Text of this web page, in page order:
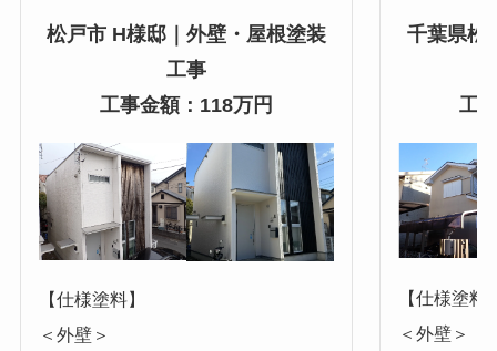
松戸市 H様邸｜外壁・屋根塗装
工事
工事金額：118万円
【仕様塗料】
＜外壁＞
千葉県松
工
【仕様塗料
＜外壁＞